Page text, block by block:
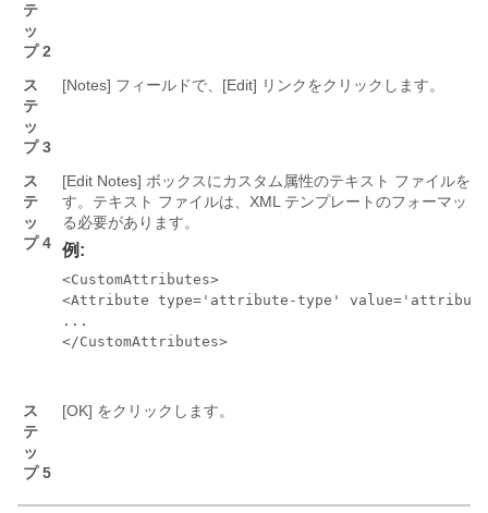
テ
ッ
プ 2
ス
テ
ッ
プ 3
[Notes] フィールドで、[Edit] リンクをクリックします。
ス
テ
ッ
プ 4
[Edit Notes] ボックスにカスタム属性のテキスト ファイルを
す。テキスト ファイルは、XML テンプレートのフォーマット
る必要があります。
例:
<CustomAttributes>
<Attribute type='attribute-type'
...
</CustomAttributes>
ス
テ
ッ
プ 5
[OK] をクリックします。